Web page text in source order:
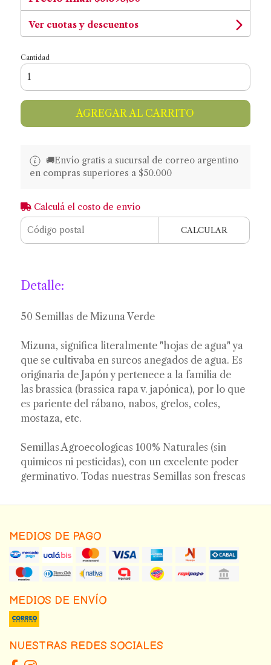
Ver cuotas y descuentos
Cantidad
AGREGAR AL CARRITO
🚚​​Envío gratis a sucursal de correo argentino
en compras superiores a $50.000
Calculá el costo de envío
CALCULAR
Detalle:
50 Semillas de Mizuna Verde
Mizuna, significa literalmente "hojas de agua" ya
que se cultivaba en surcos anegados de agua. Es
originaria de Japón y pertenece a la familia de
las brassica (brassica rapa v. japónica), por lo que
es pariente del rábano, nabos, grelos, coles,
mostaza, etc.
Semillas Agroecologicas 100% Naturales (sin
quimicos ni pesticidas), con un excelente poder
germinativo. Todas nuestras Semillas son frescas
MEDIOS DE PAGO
MEDIOS DE ENVÍO
NUESTRAS REDES SOCIALES